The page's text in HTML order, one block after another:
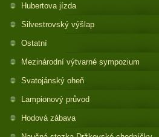
Hubertova jízda
Silvestrovský výšlap
Ostatní
Mezinárodní výtvarné sympozium
Svatojánský oheň
Lampionový průvod
Hodová zábava